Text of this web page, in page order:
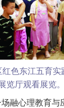
色东江五育
览厅观看展览。
心理教育与